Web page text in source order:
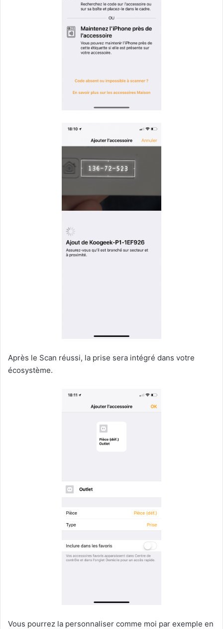
Après le Scan réussi, la prise sera intégré dans votre
écosystème.
Vous pourrez la personnaliser comme moi par exemple en